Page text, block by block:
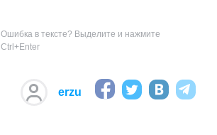
Ошибка в тексте? Выделите и нажмите
Ctrl+Enter
erzu